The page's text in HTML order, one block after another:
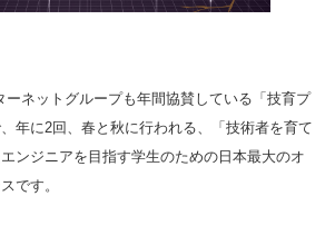
ーネットグループも年間協賛している「技育プ
年に2回、春と秋に行われる、「技術者を育て
ンジニアを目指す学生のための日本最大のオ
です。